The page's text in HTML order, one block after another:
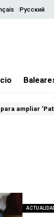
Русский
ampliar